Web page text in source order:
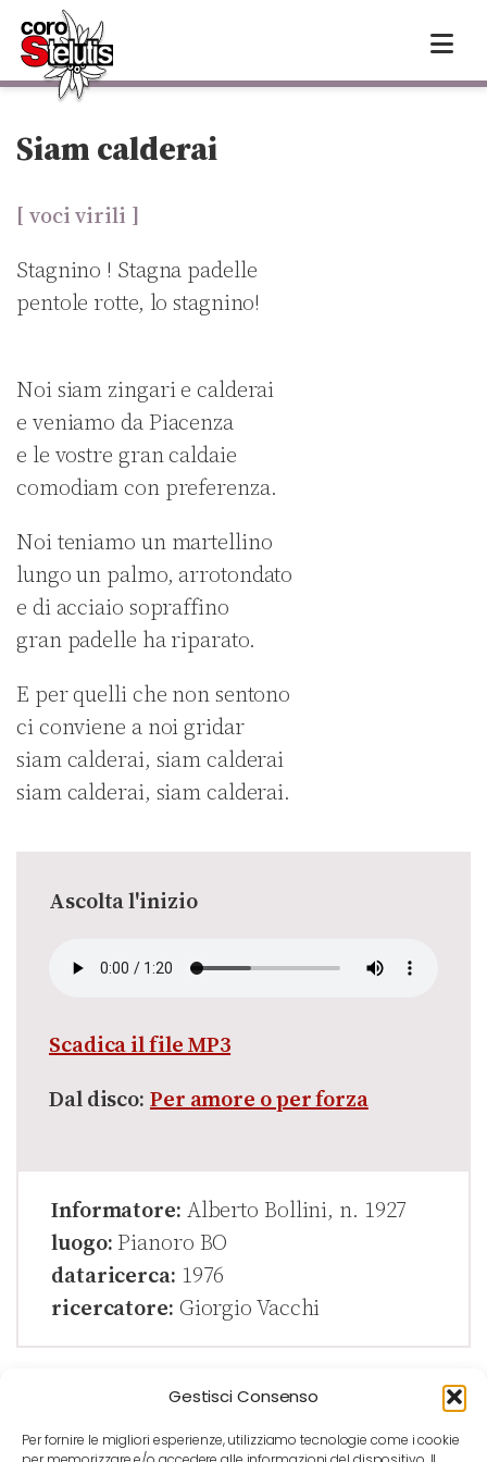
Gestisci Consenso
Per fornire le migliori esperienze, utilizziamo tecnologie come i cookie
content
Siam calderai
[ voci virili ]
Stagnino ! Stagna padelle
pentole rotte, lo stagnino!
Noi siam zingari e calderai
e veniamo da Piacenza
e le vostre gran caldaie
comodiam con preferenza.
Noi teniamo un martellino
lungo un palmo, arrotondato
e di acciaio sopraffino
gran padelle ha riparato.
E per quelli che non sentono
ci conviene a noi gridar
siam calderai, siam calderai
siam calderai, siam calderai.
Ascolta l'inizio
Scadica il file MP3
Dal disco: Per amore o per forza
Informatore: Alberto Bollini, n. 1927
luogo: Pianoro BO
dataricerca: 1976
ricercatore: Giorgio Vacchi